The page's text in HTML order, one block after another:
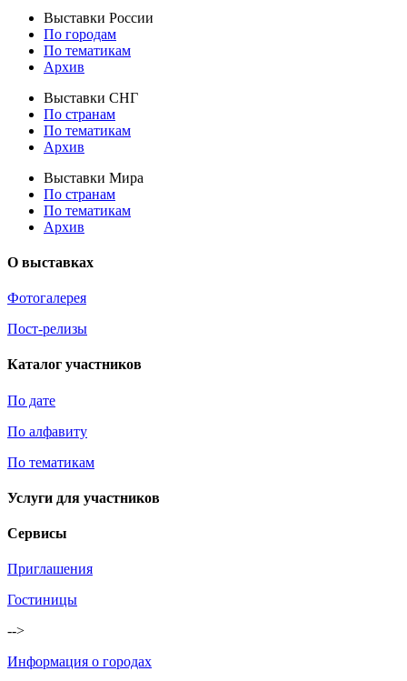
Выставки России
По городам
По тематикам
Архив
Выставки СНГ
По странам
По тематикам
Архив
Выставки Мира
По странам
По тематикам
Архив
О выставках
Фотогалерея
Пост-релизы
Каталог участников
По дате
По алфавиту
По тематикам
Услуги для участников
Сервисы
Приглашения
Гостиницы
-->
Информация о городах